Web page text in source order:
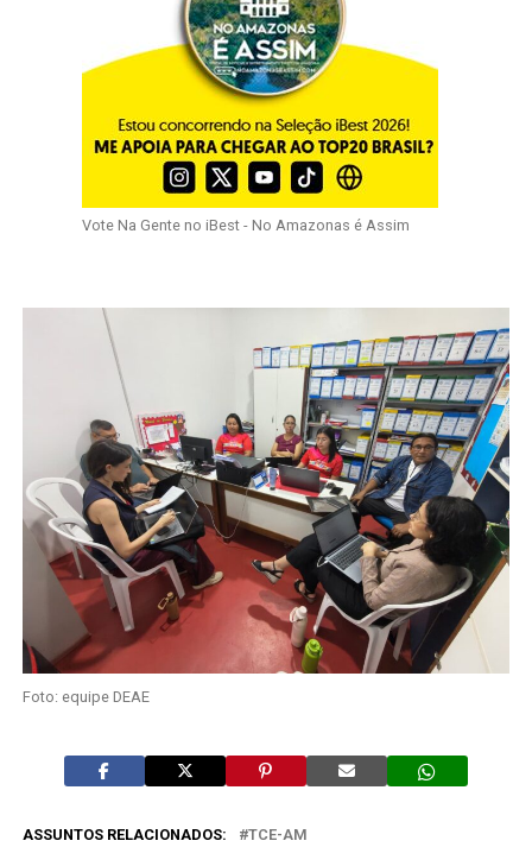
Vote Na Gente no iBest - No Amazonas é Assim
Foto: equipe DEAE
ASSUNTOS RELACIONADOS: TCE-AM